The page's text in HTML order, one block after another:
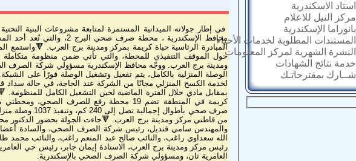
استاد الاسكندرية
مركز النيل للاعلام
بانوراما الإسكندرية
المستندات المطلوبة لخدمات الأحياء
النشرة الشهرية لمركز المعلومات
خدمة نتائج الشهادات
شــارك بمقترحاتـك
في إطار جولاته الميدانية المستمرة لمتابعة مشروعات البنية
محافظ الإسكندرية ، محطة صرف
المبادرة الرئاسية حياة كريمة بمركز ومدينة برج العرب. 🔻واستمع
حول الموقف التنفيذي للمحطة، والتي تأتي ضمن منظومة
ومدينة برج العرب. ووجّه محافظ الإسكندرية مسؤولي شركة الصرف
الوصلة المنزلية بالكامل، يتم تفعيل وتشغيل الوصلة فورًا على
لخدمة الكسح المنزلي مجانًا من الشركة عند الحاجة، في حالة سداد
بمقابل مادي خلال الفترة الماضية لحين التشغيل الكامل
كريمة في المنطقة تضم 19 محطة رفع للصرف
من قاطني مركز ومدينة برج العرب. 🔻جاءت الجولة بحضور الدكتور
والمهندس سامي قنديل، رئيس شركة الصرف الصحي، والسادة
الله سعداوي راغب، والنائب صالح عبد المنعم راغب، والنائب محمد
رئيس مركز ومدينة برج العرب، الاستاذة إيمان جابر، رئيس حي
العامرية ثان، ومسؤولي شركة الصرف الصحي بالإسكندرية.